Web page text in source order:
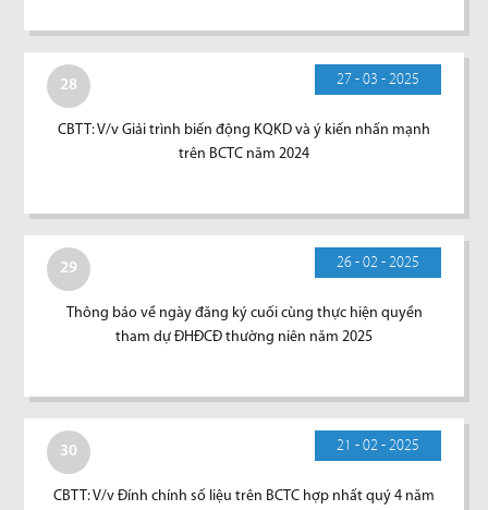
28 27 - 03 - 2025
CBTT: V/v Giải trình biến động KQKD và ý kiến nhấn mạnh
trên BCTC năm 2024
29 26 - 02 - 2025
Thông báo về ngày đăng ký cuối cùng thực hiện quyền
tham dự ĐHĐCĐ thường niên năm 2025
30 21 - 02 - 2025
CBTT: V/v Đính chính số liệu trên BCTC hợp nhất quý 4 năm